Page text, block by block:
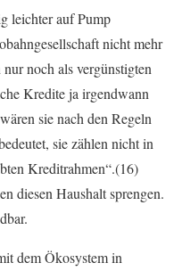
leichter auf Pump
nicht mehr
noch als vergünstigten
Kredite ja irgendwann
sie nach den Regeln
sie zählen nicht in
Kreditrahmen“.(16)
diesen Haushalt sprengen.
dem Ökosystem in